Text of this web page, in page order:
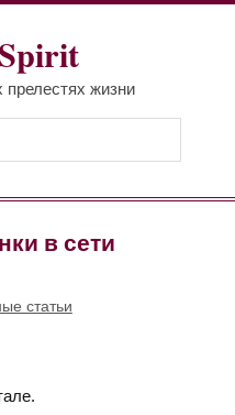
прелестях жизни
в сети
статьи